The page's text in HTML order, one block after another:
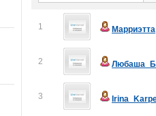
1 Марриэтта
2
3